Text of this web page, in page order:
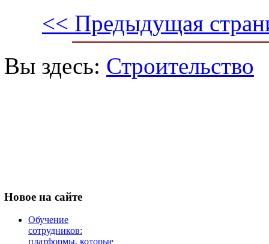
<< Предыдущая
Вы здесь: Строительство
Новое на сайте
Обучение
сотрудников:
платформы, которые